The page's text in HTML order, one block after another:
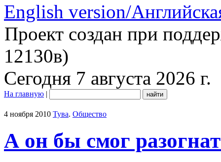
English version/
Проект создан при
12130в)
Сегодня 7 августа 2026 г.
На главную |
4 ноября 2010 Тува. Общество
А он бы смог